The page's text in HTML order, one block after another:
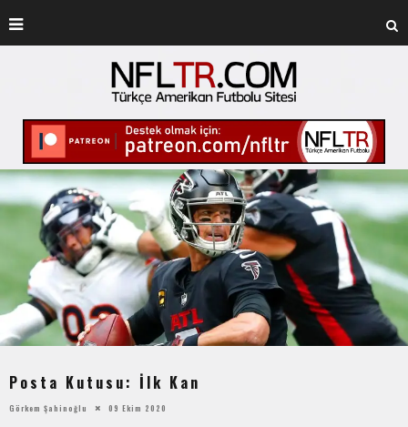
Posta Kutusu: İlk Kan
Görkem Şahinoğlu 09 Ekim 2020